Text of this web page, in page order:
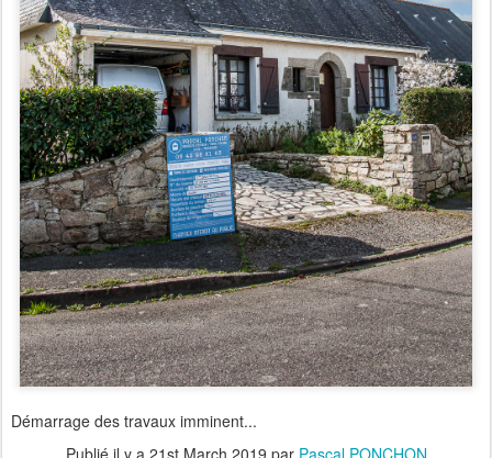
Démarrage des travaux imminent...